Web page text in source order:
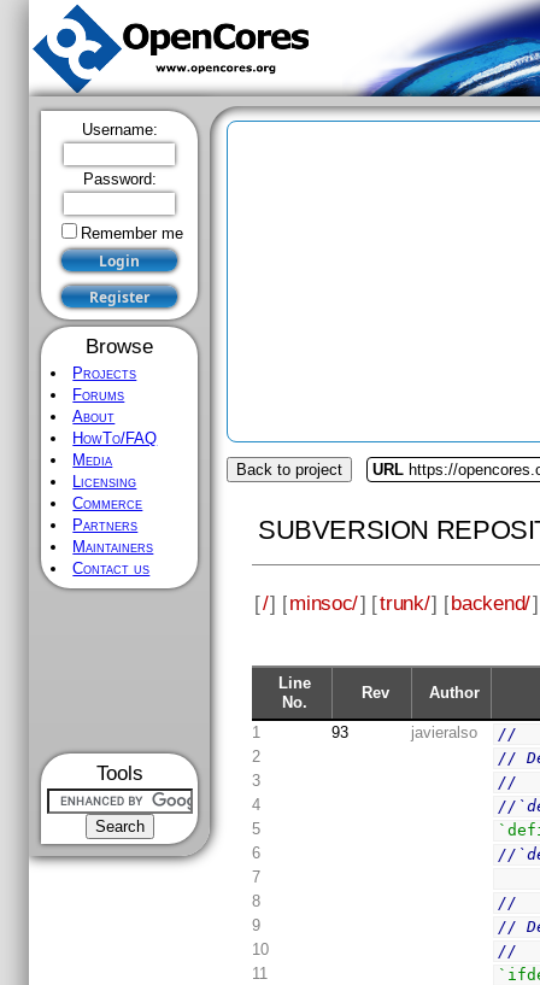
Username:
Password:
Remember me
Browse
Projects
Forums
About
HowTo/FAQ
Media
Licensing
Commerce
Partners
Maintainers
Contact us
Tools
Back to project URL https://
SUBVERSION
[/] [minsoc/] [trunk/] [backend/
Line
No.
Rev Author
1 93 javieralso
//
2
//
3
//
4
//
5
6
//
7
8
//
9
//
10
//
11